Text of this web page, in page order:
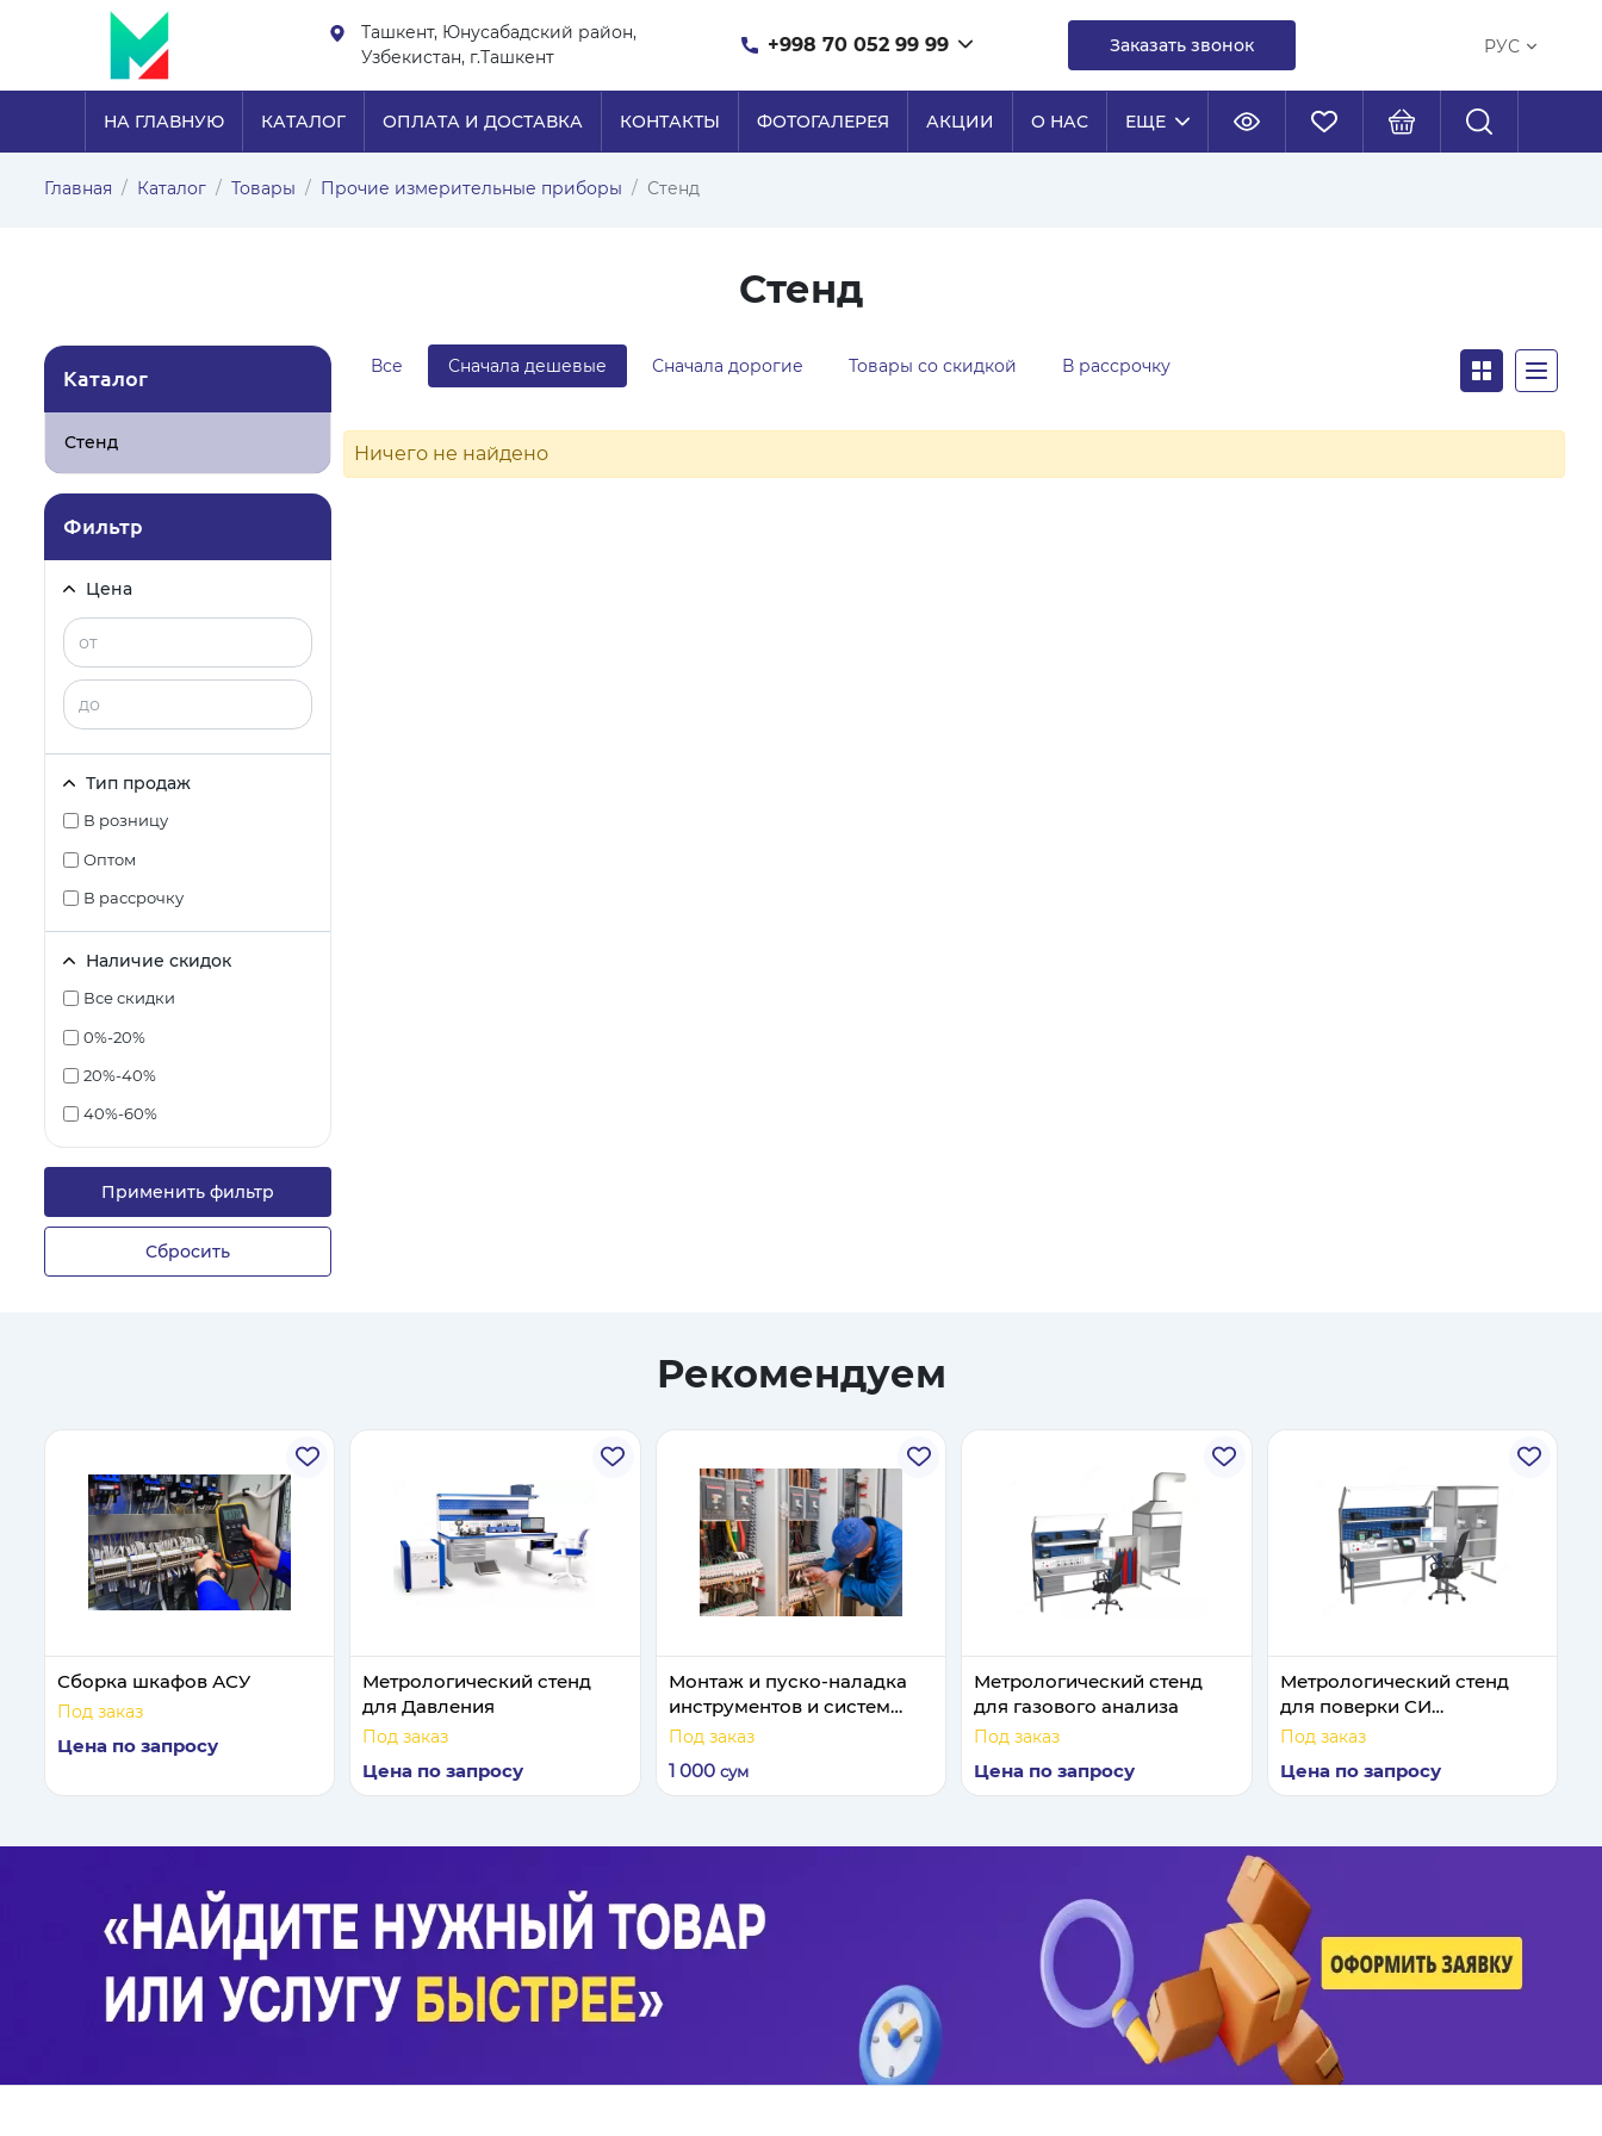
Ташкент, Юнусабадский район,
Узбекистан, г.Ташкент
+998 70 052 99 99 Заказать звонок РУС
НА ГЛАВНУЮ КАТАЛОГ ОПЛАТА И ДОСТАВКА КОНТАКТЫ ФОТОГАЛЕРЕЯ АКЦИИ О НАС ЕЩЕ
Главная Каталог Товары Прочие измерительные приборы Стенд
Стенд
Каталог
Стенд
Фильтр
Цена
Тип продаж
В розницу
Оптом
В рассрочку
Наличие скидок
Все скидки
0%-20%
20%-40%
40%-60%
Применить фильтр
Сбросить
Все Сначала дешевые Сначала дорогие Товары со скидкой В рассрочку
Ничего не найдено
Рекомендуем
Сборка шкафов АСУ
Под заказ
Цена по запросу
Метрологический стенд
для Давления
Под заказ
Цена по запросу
Монтаж и пуско-наладка
инструментов и систем
автоматизации.
Под заказ
1 000 сум
Метрологический стенд
для газового анализа
Под заказ
Цена по запросу
Метрологический стенд
для поверки СИ
температуры
Под заказ
Цена по запросу